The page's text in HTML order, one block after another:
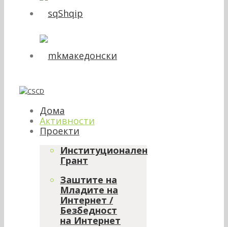
Shqip
македонски
Дома
Активности
Проекти
Институционален
Грант
Заштите на
Младите на
Интернет /
Безбедност
на Интернет